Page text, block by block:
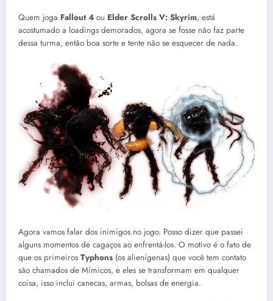
Quem joga Fallout 4 ou Elder Scrolls V: Skyrim, está
acostumado a loadings demorados, agora se fosse não faz parte
dessa turma, então boa sorte e tente não se esquecer de nada.
Agora vamos falar dos inimigos no jogo. Posso dizer que passei
alguns momentos de cagaços ao enfrentá-los. O motivo é o fato de
que os primeiros Typhons (os alienígenas) que você tem contato
são chamados de Mímicos, e eles se transformam em qualquer
coisa, isso inclui canecas, armas, bolsas de energia.